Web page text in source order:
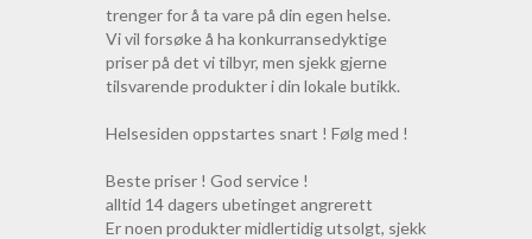
trenger for å ta vare på din egen helse.
Vi vil forsøke å ha konkurransedyktige
priser på det vi tilbyr, men sjekk gjerne
tilsvarende produkter i din lokale butikk.
Helsesiden oppstartes snart ! Følg med !
Beste priser ! God service !
alltid 14 dagers ubetinget angrerett
Er noen produkter midlertidig utsolgt, sjekk